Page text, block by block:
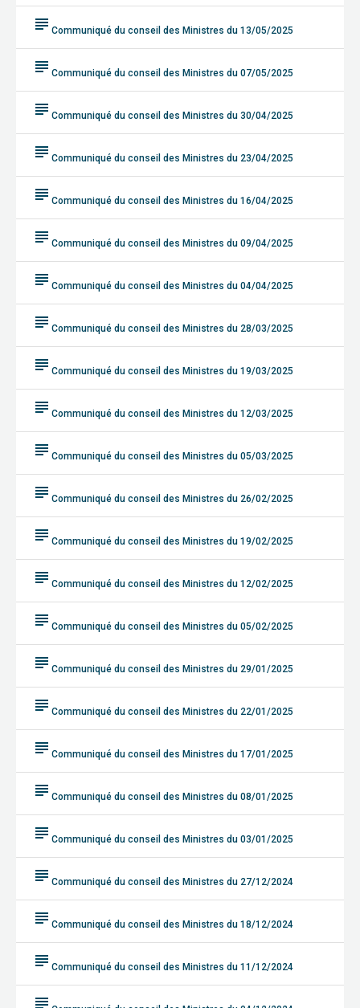
subject Communiqué du conseil des Ministres du 13/05/2025
subject Communiqué du conseil des Ministres du 07/05/2025
subject Communiqué du conseil des Ministres du 30/04/2025
subject Communiqué du conseil des Ministres du 23/04/2025
subject Communiqué du conseil des Ministres du 16/04/2025
subject Communiqué du conseil des Ministres du 09/04/2025
subject Communiqué du conseil des Ministres du 04/04/2025
subject Communiqué du conseil des Ministres du 28/03/2025
subject Communiqué du conseil des Ministres du 19/03/2025
subject Communiqué du conseil des Ministres du 12/03/2025
subject Communiqué du conseil des Ministres du 05/03/2025
subject Communiqué du conseil des Ministres du 26/02/2025
subject Communiqué du conseil des Ministres du 19/02/2025
subject Communiqué du conseil des Ministres du 12/02/2025
subject Communiqué du conseil des Ministres du 05/02/2025
subject Communiqué du conseil des Ministres du 29/01/2025
subject Communiqué du conseil des Ministres du 22/01/2025
subject Communiqué du conseil des Ministres du 17/01/2025
subject Communiqué du conseil des Ministres du 08/01/2025
subject Communiqué du conseil des Ministres du 03/01/2025
subject Communiqué du conseil des Ministres du 27/12/2024
subject Communiqué du conseil des Ministres du 18/12/2024
subject Communiqué du conseil des Ministres du 11/12/2024
subject